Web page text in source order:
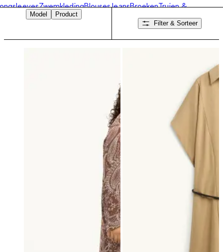
ZwemkledingBlousesJeansBroekenTruien &
JassenLingerie
Model
Product
Filter & Sorteer